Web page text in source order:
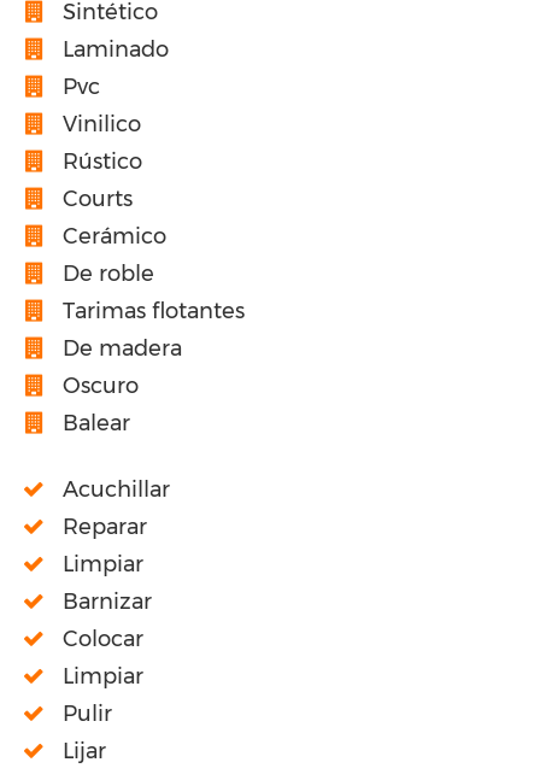
Sintético
Laminado
Pvc
Vinilico
Rústico
Courts
Cerámico
De roble
Tarimas flotantes
De madera
Oscuro
Balear
Acuchillar
Reparar
Limpiar
Barnizar
Colocar
Limpiar
Pulir
Lijar